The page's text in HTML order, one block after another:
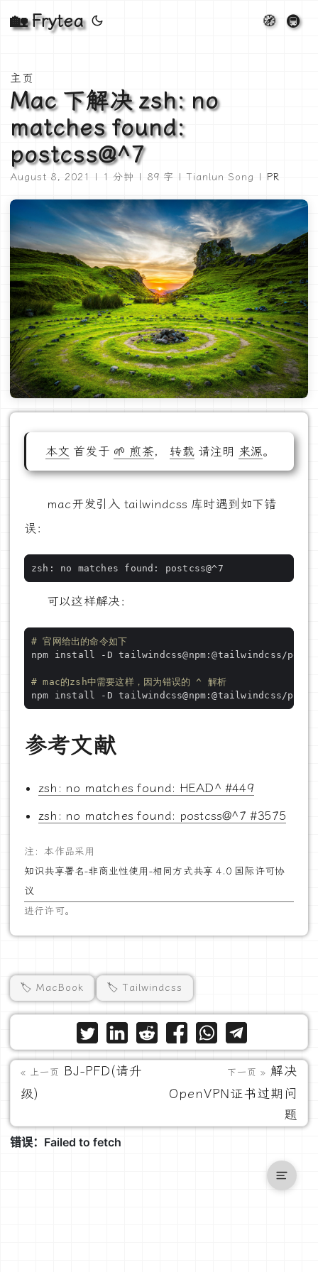
🏡 Frytea 🧭 🚇
主页
Mac 下解决 zsh: no
matches found:
postcss@^7
August 8, 2021 | 1 分钟 | 89 字 | Tianlun Song | PR
本文 首发于 🌱 煎茶，转载请注明 来源。
mac开发引入 tailwindcss 库时遇到如下错
误：
可以这样解决：
# 官网给出的命令如下
npm install -D tailwindcss@npm:@tailwindcss/
# mac的zsh中需要这样，因为错误的 ^ 解析
参考文献
zsh: no matches found: HEAD^ #449
zsh: no matches found: postcss@^7 #3575
注：本作品采用
知识共享署名-非商业性使用-相同方式共享 4.0 国际许可协
议
进行许可。
🏷️ MacBook 🏷️ Tailwindcss
« 上一页 BJ-PFD(请升
级)
下一页 » 解决
OpenVPN证书过期问
题